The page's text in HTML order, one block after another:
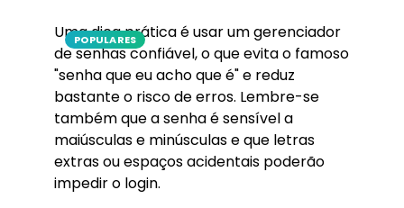
POPULARES
Uma dica prática é usar um gerenciador
de senhas confiável, o que evita o famoso
"senha que eu acho que é" e reduz
bastante o risco de erros. Lembre-se
também que a senha é sensível a
maiúsculas e minúsculas e que letras
extras ou espaços acidentais poderão
impedir o login.